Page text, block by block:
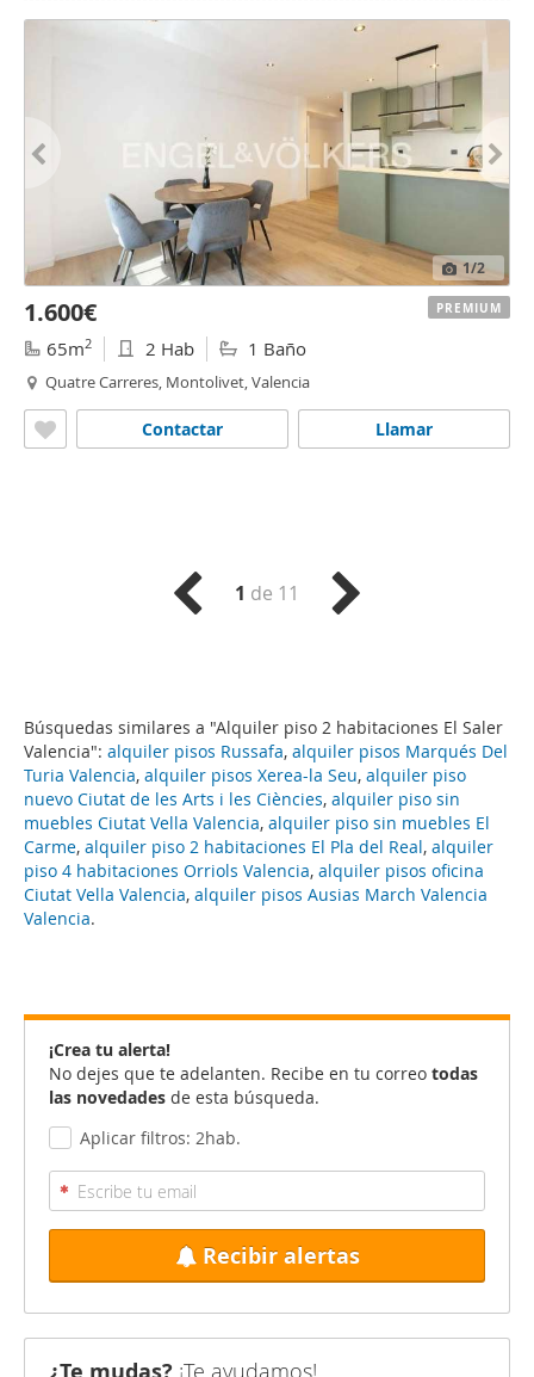
Búsquedas similares a "Alquiler piso 2 habitaciones El Saler
Valencia": alquiler pisos Russafa, alquiler pisos Marqués Del
Turia Valencia, alquiler pisos Xerea-la Seu, alquiler piso
nuevo Ciutat de les Arts i les Ciències, alquiler piso sin
muebles Ciutat Vella Valencia, alquiler piso sin muebles El
Carme, alquiler piso 2 habitaciones El Pla del Real, alquiler
piso 4 habitaciones Orriols Valencia, alquiler pisos oficina
Ciutat Vella Valencia, alquiler pisos Ausias March Valencia
Valencia.
1/2
1.600€
65m2 2 Hab 1 Baño
Quatre Carreres, Montolivet, Valencia
Llamar
Contactar
PREMIUM
1 de 11
¡Crea tu alerta!
No dejes que te adelanten. Recibe en tu correo todas
las novedades de esta búsqueda.
Aplicar filtros: 2hab.
Recibir alertas
¡Te ayudamos!